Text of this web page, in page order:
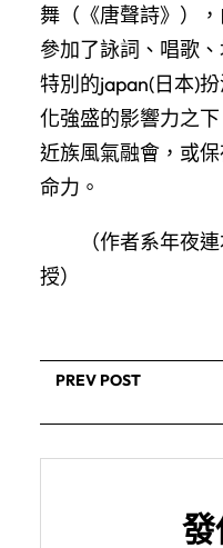
舞（《唐聲詩》）
參加了詠詞、唱歌
特別的japan(日本)
化強盛的影響力之
近族風氣融會，或
命力。
（作者系年夜
授）
PREV POST
發